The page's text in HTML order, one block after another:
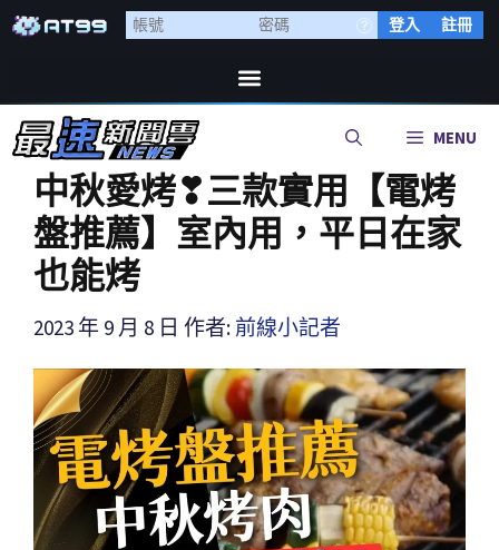
登入 註冊
MENU
中秋愛烤❣三款實用【電烤
盤推薦】室內用，平日在家
也能烤
2023 年 9 月 8 日 作者: 前線小記者